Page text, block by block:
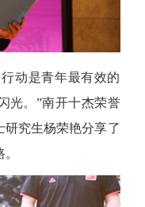
动是青年最有效的
光。”南开十杰荣誉
研究生杨荣艳分享了